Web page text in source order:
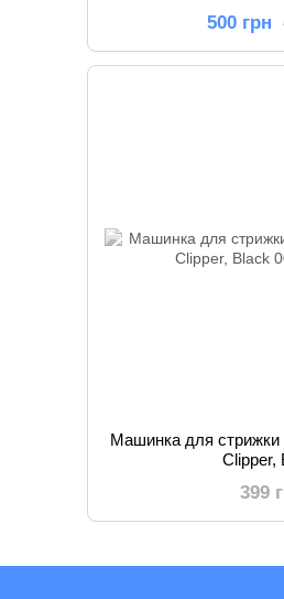
500 грн
Машинка для
Clipper,
399